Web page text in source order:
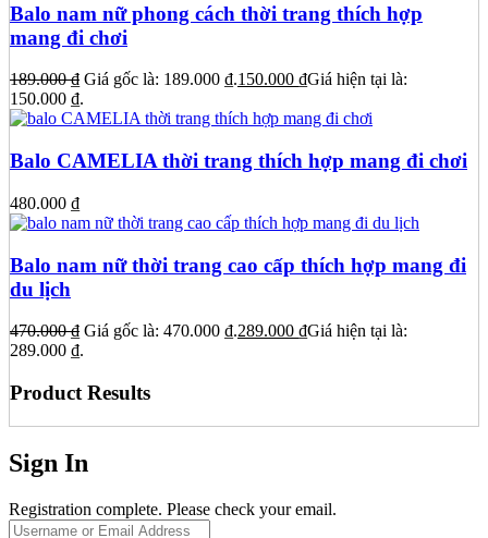
Balo nam nữ phong cách thời trang thích hợp
mang đi chơi
189.000₫ Giá gốc là: 189.000 ₫.150.000 ₫Giá hiện tại là:
150.000 ₫.
Balo CAMELIA thời trang thích hợp mang đi chơi
480.000 ₫
Balo nam nữ thời trang cao cấp thích hợp mang đi
du lịch
470.000₫ Giá gốc là: 470.000 ₫.289.000 ₫Giá hiện tại là:
289.000 ₫.
Product Results
Sign In
Registration complete. Please check your email.